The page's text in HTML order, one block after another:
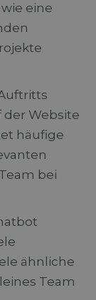
eine
der Website
häufige
bei
ähnliche
Team